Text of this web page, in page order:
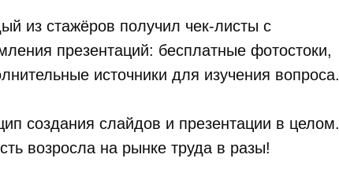
из стажёров получил чек-листы с
презентаций: бесплатные фотостоки,
источники для изучения вопроса.
создания слайдов и презентации в целом.
возросла на рынке труда в разы!